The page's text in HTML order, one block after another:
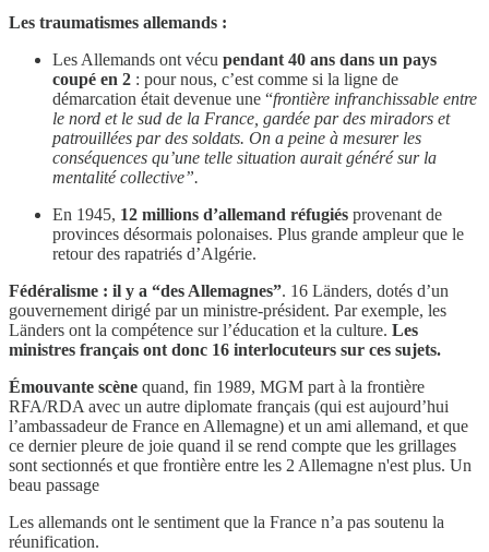
Les traumatismes allemands :
Les Allemands ont vécu pendant 40 ans dans un pays
coupé en 2 : pour nous, c’est comme si la ligne de
démarcation était devenue une “frontière infranchissable entre
le nord et le sud de la France, gardée par des miradors et
patrouillées par des soldats. On a peine à mesurer les
conséquences qu’une telle situation aurait généré sur la
mentalité collective”.
En 1945, 12 millions d’allemand réfugiés provenant de
provinces désormais polonaises. Plus grande ampleur que le
retour des rapatriés d’Algérie.
Fédéralisme : il y a “des Allemagnes”. 16 Länders, dotés d’un
gouvernement dirigé par un ministre-président. Par exemple, les
Länders ont la compétence sur l’éducation et la culture. Les
ministres français ont donc 16 interlocuteurs sur ces sujets.
Émouvante scène quand, fin 1989, MGM part à la frontière
RFA/RDA avec un autre diplomate français (qui est aujourd’hui
l’ambassadeur de France en Allemagne) et un ami allemand, et que
ce dernier pleure de joie quand il se rend compte que les grillages
sont sectionnés et que frontière entre les 2 Allemagne n'est plus. Un
beau passage
Les allemands ont le sentiment que la France n’a pas soutenu la
réunification.